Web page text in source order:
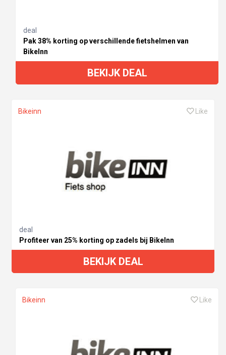
deal
Pak 38% korting op verschillende fietshelmen van
BikeInn
BEKIJK DEAL
Bikeinn Like
deal
Profiteer van 25% korting op zadels bij BikeInn
BEKIJK DEAL
Bikeinn Like